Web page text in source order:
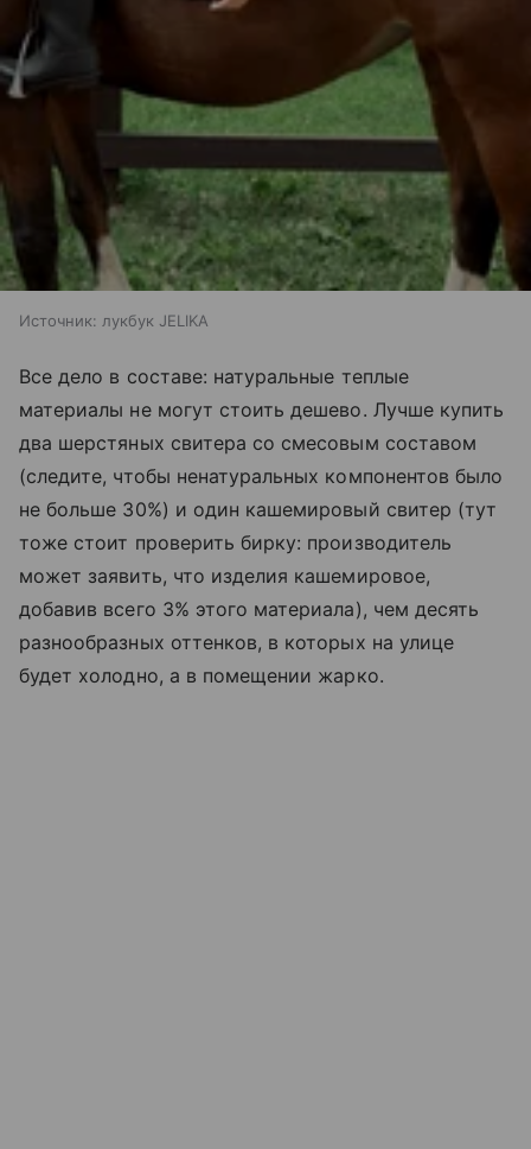
Источник: лукбук JELIKA
Все дело в составе: натуральные теплые
материалы не могут стоить дешево. Лучше купить
два шерстяных свитера со смесовым составом
(следите, чтобы ненатуральных компонентов было
не больше 30%) и один кашемировый свитер (тут
тоже стоит проверить бирку: производитель
может заявить, что изделия кашемировое,
добавив всего 3% этого материала), чем десять
разнообразных оттенков, в которых на улице
будет холодно, а в помещении жарко.